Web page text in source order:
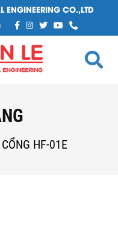
ENGINEERING CO.,LTD
HF-01E